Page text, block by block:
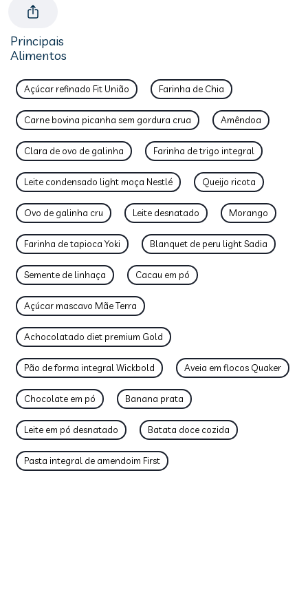
Principais
Alimentos
Açúcar refinado Fit União Farinha de Chia
Carne bovina picanha sem gordura crua Amêndoa
Clara de ovo de galinha Farinha de trigo integral
Leite condensado light moça Nestlé Queijo ricota
Ovo de galinha cru Leite desnatado Morango
Farinha de tapioca Yoki Blanquet de peru light Sadia
Semente de linhaça Cacau em pó
Açúcar mascavo Mãe Terra
Achocolatado diet premium Gold
Pão de forma integral Wickbold Aveia em flocos Quaker
Chocolate em pó Banana prata
Leite em pó desnatado Batata doce cozida
Pasta integral de amendoim First